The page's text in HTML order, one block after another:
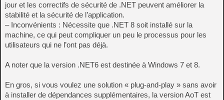
jour et les correctifs de sécurité de .NET peuvent améliorer la
stabilité et la sécurité de l’application.
– Inconvénients : Nécessite que .NET 8 soit installé sur la
machine, ce qui peut compliquer un peu le processus pour les
utilisateurs qui ne l’ont pas déjà.
A noter que la version .NET6 est destinée à Windows 7 et 8.
En gros, si vous voulez une solution « plug-and-play » sans avoir
à installer de dépendances supplémentaires, la version AoT est